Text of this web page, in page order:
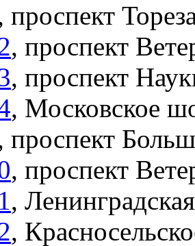
проспект
, проспект
, проспект
, Московское
проспект
, проспект
,
,